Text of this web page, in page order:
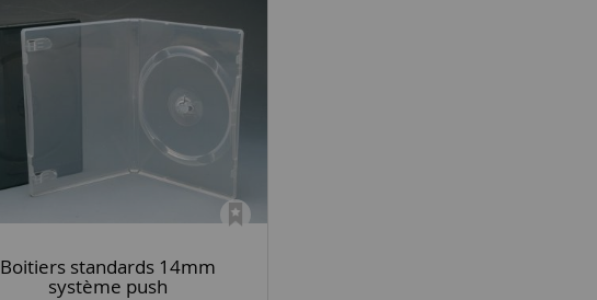
Boitiers standards 14mm
système push